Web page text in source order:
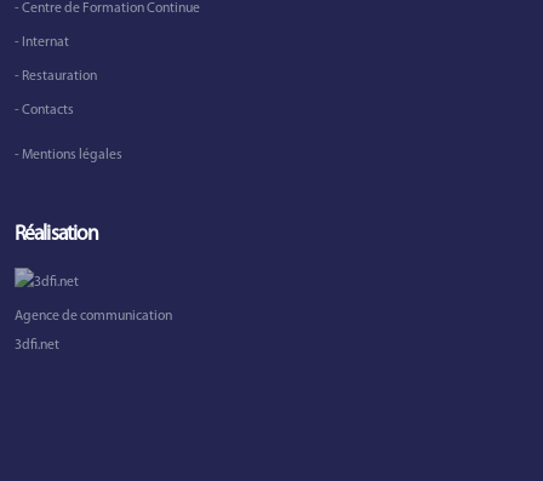
- Centre de Formation Continue
- Internat
- Restauration
- Contacts
- Mentions légales
Réalisation
Agence de communication
3dfi.net